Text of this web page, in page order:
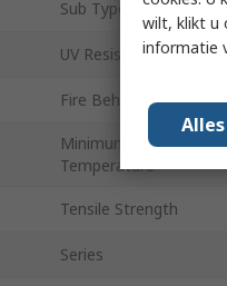
Sub Type
UV Resistant
Fire Behaviour
Minimum Operating
Temperature
Tensile Strength
Series
wilt, klikt u
informatie